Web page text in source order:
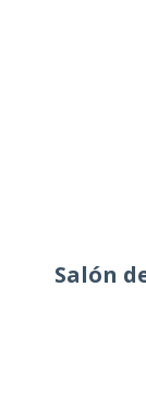
Salón